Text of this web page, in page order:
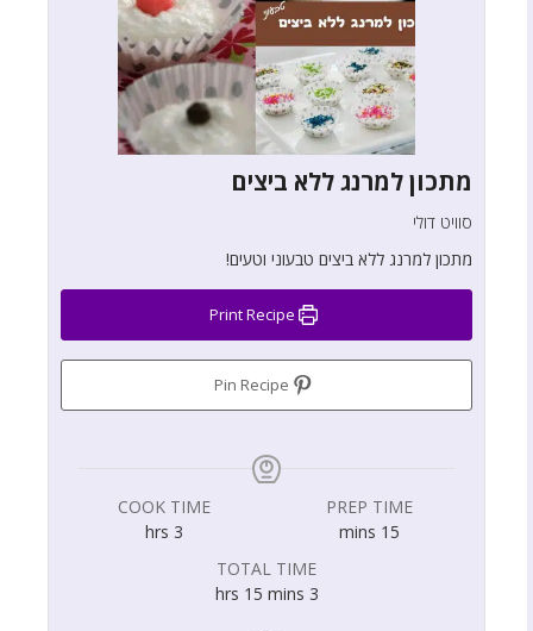
מתכון למרנג ללא ביצים
סוויט דולי
מתכון למרנג ללא ביצים טבעוני וטעים!
PREP TIME
15
mins
COOK TIME
3
hrs
TOTAL TIME
3
hrs 15 mins